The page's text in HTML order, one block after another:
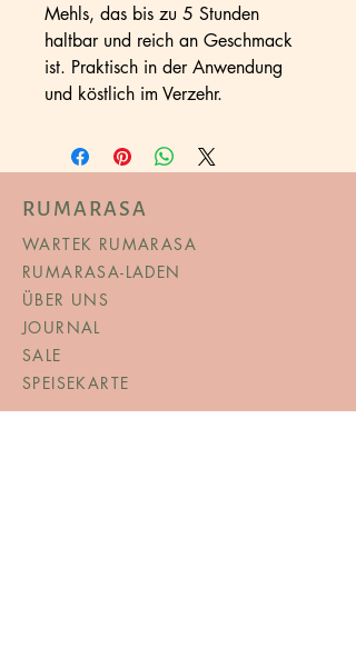
Mehls, das bis zu 5 Stunden
haltbar und reich an Geschmack
ist. Praktisch in der Anwendung
und köstlich im Verzehr.
RUMARASA
WARTEK RUMARASA
RUMARASA-LADEN
ÜBER UNS
JOURNAL
SALE
SPEISEKARTE